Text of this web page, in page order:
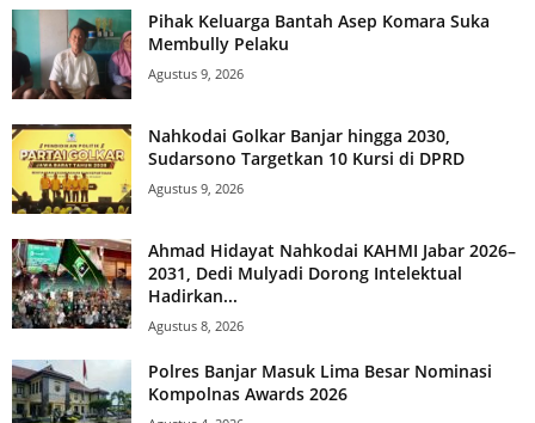
Pihak Keluarga Bantah Asep Komara Suka
Membully Pelaku
Agustus 9, 2026
Nahkodai Golkar Banjar hingga 2030,
Sudarsono Targetkan 10 Kursi di DPRD
Agustus 9, 2026
Ahmad Hidayat Nahkodai KAHMI Jabar 2026–
2031, Dedi Mulyadi Dorong Intelektual
Hadirkan...
Agustus 8, 2026
Polres Banjar Masuk Lima Besar Nominasi
Kompolnas Awards 2026